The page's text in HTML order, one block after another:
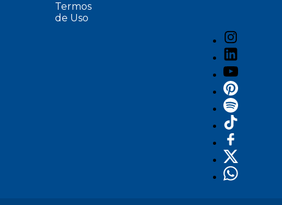
Termos
de Uso